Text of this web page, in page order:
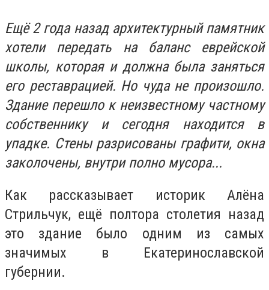
Ещё 2 года назад архитектурный памятник
хотели передать на баланс еврейской
школы, которая и должна была заняться
его реставрацией. Но чуда не произошло.
Здание перешло к неизвестному частному
собственнику и сегодня находится в
упадке. Стены разрисованы графити, окна
заколочены, внутри полно мусора...
Как рассказывает историк Алёна
Стрильчук, ещё полтора столетия назад
это здание было одним из самых
значимых в Екатеринославской
губернии.